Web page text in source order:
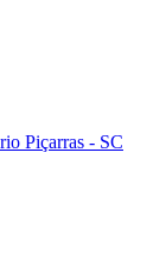
Piçarras - SC